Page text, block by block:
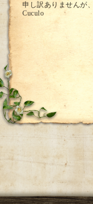
申し訳ありませんが
Cuculo